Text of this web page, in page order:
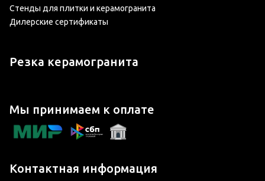
Стенды для плитки и керамогранита
Дилерские сертификаты
Резка керамогранита
Мы принимаем к оплате
Контактная информация